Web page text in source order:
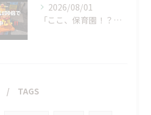
2026/08/01
「ここ、保育園！？」と
TAGS